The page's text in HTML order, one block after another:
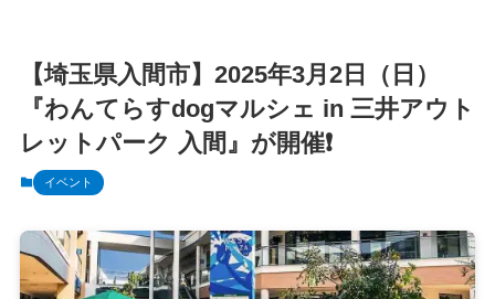
【埼玉県入間市】2025年3月2日（日）
『わんてらすdogマルシェ in 三井アウト
レットパーク 入間』が開催❗️
イベント